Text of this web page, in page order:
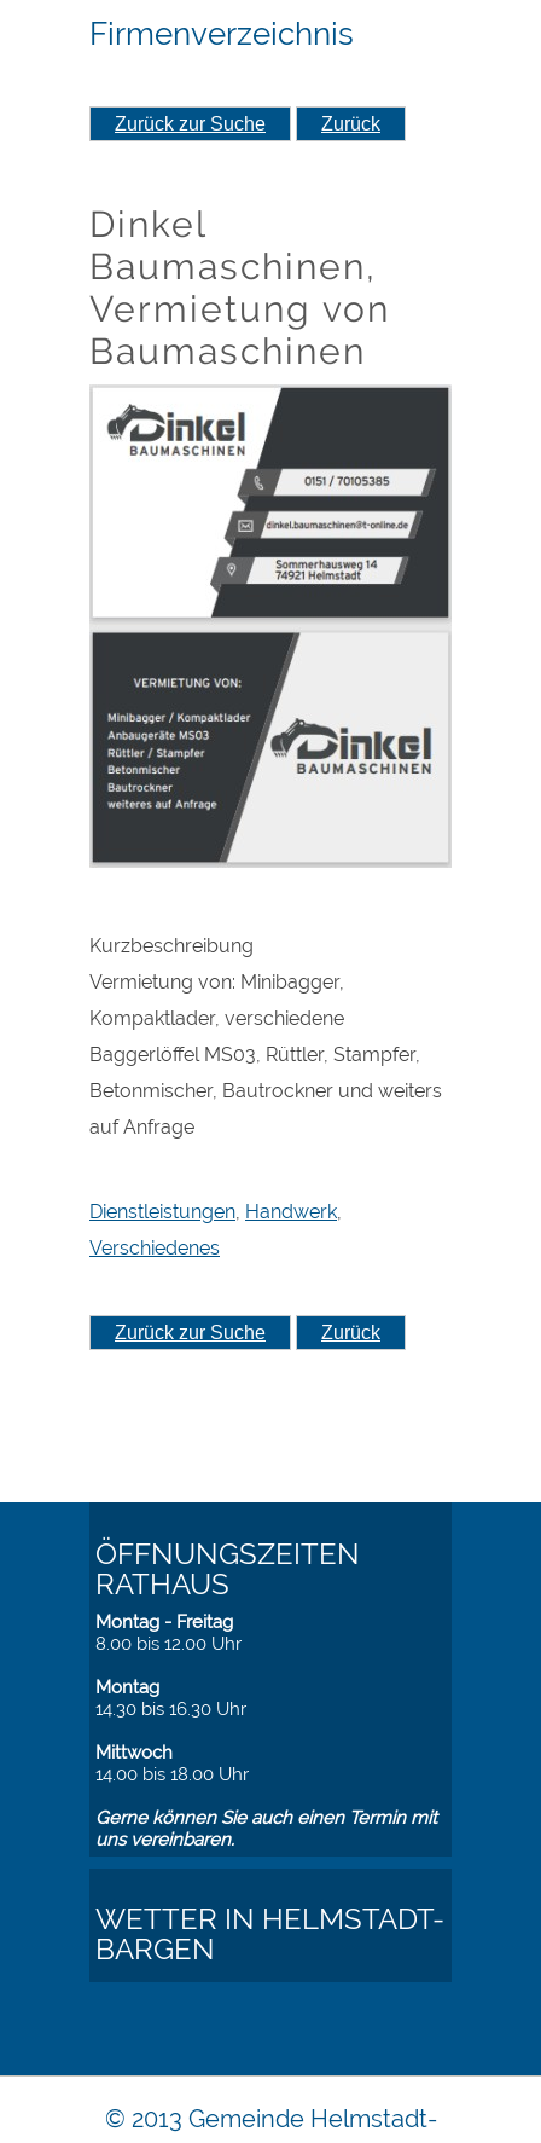
Firmenverzeichnis
Zurück zur Suche Zurück
Dinkel
Baumaschinen,
Vermietung von
Baumaschinen
Kurzbeschreibung
Vermietung von: Minibagger,
Kompaktlader, verschiedene
Baggerlöffel MS03, Rüttler, Stampfer,
Betonmischer, Bautrockner und weiters
auf Anfrage
Dienstleistungen, Handwerk,
Verschiedenes
Zurück zur Suche Zurück
ÖFFNUNGSZEITEN
RATHAUS
Montag - Freitag
8.00 bis 12.00 Uhr
Montag
14.30 bis 16.30 Uhr
Mittwoch
14.00 bis 18.00 Uhr
Gerne können Sie auch einen Termin mit
uns vereinbaren.
WETTER IN HELMSTADT-
BARGEN
© 2013 Gemeinde Helmstadt-